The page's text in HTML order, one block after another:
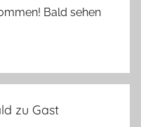
Bald sehen
zu Gast